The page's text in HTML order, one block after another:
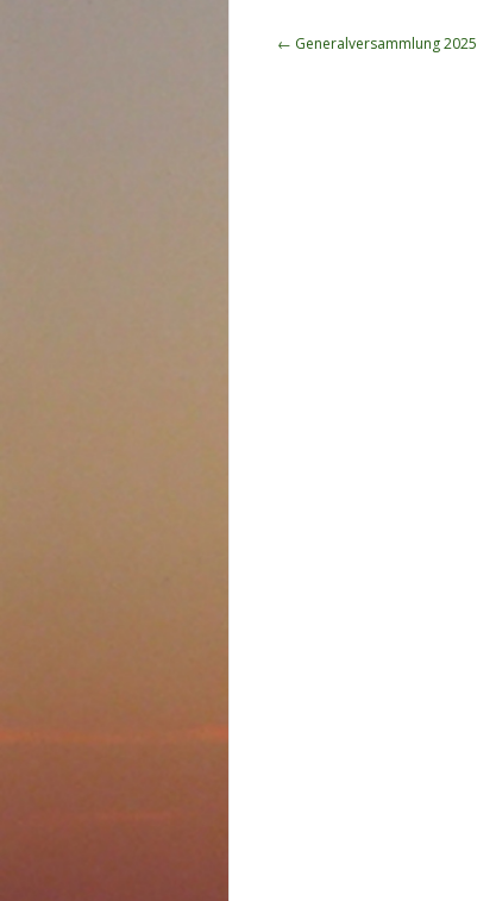
Beitragsnavigation
← Generalversammlung 2025